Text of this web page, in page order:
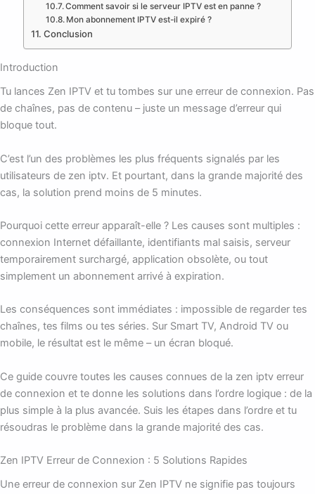
Comment savoir si le serveur IPTV est en panne ?
Mon abonnement IPTV est-il expiré ?
Conclusion
Introduction
Tu lances Zen IPTV et tu tombes sur une erreur de connexion. Pas
de chaînes, pas de contenu – juste un message d’erreur qui
bloque tout.
C’est l’un des problèmes les plus fréquents signalés par les
utilisateurs de zen iptv. Et pourtant, dans la grande majorité des
cas, la solution prend moins de 5 minutes.
Pourquoi cette erreur apparaît-elle ? Les causes sont multiples :
connexion Internet défaillante, identifiants mal saisis, serveur
temporairement surchargé, application obsolète, ou tout
simplement un abonnement arrivé à expiration.
Les conséquences sont immédiates : impossible de regarder tes
chaînes, tes films ou tes séries. Sur Smart TV, Android TV ou
mobile, le résultat est le même – un écran bloqué.
Ce guide couvre toutes les causes connues de la zen iptv erreur
de connexion et te donne les solutions dans l’ordre logique : de la
plus simple à la plus avancée. Suis les étapes dans l’ordre et tu
résoudras le problème dans la grande majorité des cas.
Zen IPTV Erreur de Connexion : 5 Solutions Rapides
Une erreur de connexion sur Zen IPTV ne signifie pas toujours